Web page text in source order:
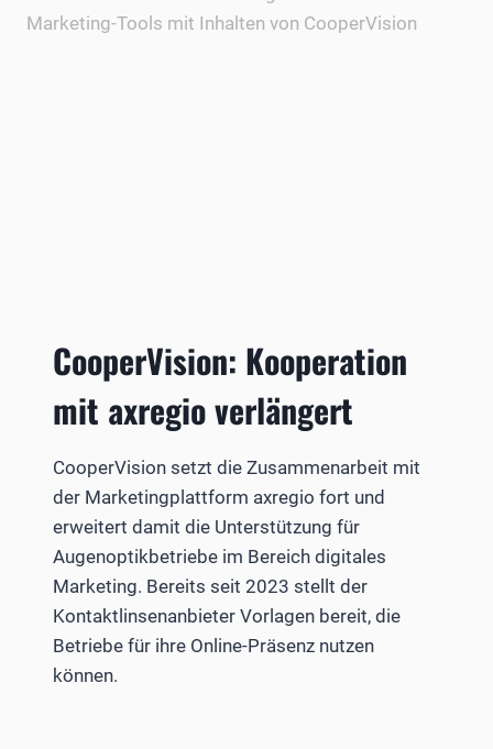
CooperVision: Kooperation
mit axregio verlängert
CooperVision setzt die Zusammenarbeit mit
der Marketingplattform axregio fort und
erweitert damit die Unterstützung für
Augenoptikbetriebe im Bereich digitales
Marketing. Bereits seit 2023 stellt der
Kontaktlinsenanbieter Vorlagen bereit, die
Betriebe für ihre Online-Präsenz nutzen
können.